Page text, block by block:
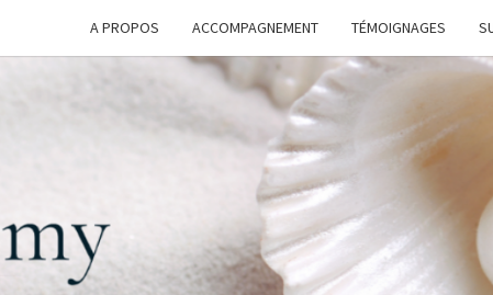
A PROPOS ACCOMPAGNEMENT TÉMOIGNAGES
G